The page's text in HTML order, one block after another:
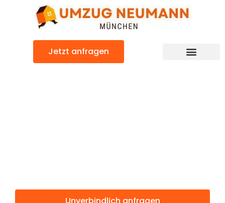
Jetzt anfragen